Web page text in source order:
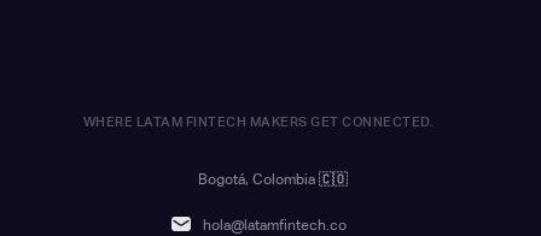
WHERE LATAM FINTECH MAKERS GET CONNECTED.
Bogotá, Colombia 🇨🇴
hola@latamfintech.co